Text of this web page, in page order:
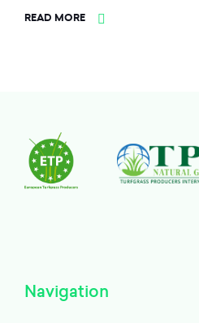
READ MORE
Navigation